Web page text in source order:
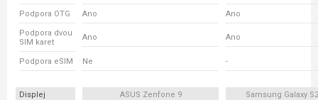
Podpora OTG Ano Ano
Podpora dvou
SIM karet
Ano Ano
Podpora eSIM Ne -
Displej ASUS Zenfone 9
Samsung Galaxy